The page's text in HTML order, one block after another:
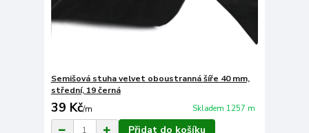
Semišová stuha velvet oboustranná šíře 40 mm,
střední, 19 černá
39 Kč/m Skladem 1257 m
Přidat do košíku